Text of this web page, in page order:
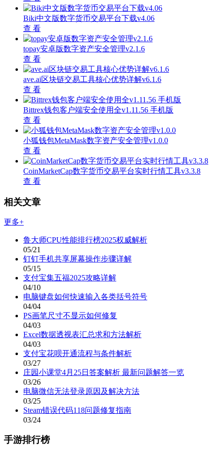
Biki中文版数字货币交易平台下载v4.06
查 看
topay安卓版数字资产安全管理v2.1.6
查 看
ave.ai区块链交易工具核心优势详解v6.1.6
查 看
Bittrex钱包客户端安全使用全v1.11.56 手机版
查 看
小狐钱包MetaMask数字资产安全管理v1.0.0
查 看
CoinMarketCap数字货币交易平台实时行情工具v3.3.8
查 看
相关文章
更多+
鲁大师CPU性能排行榜2025权威解析
05/21
钉钉手机共享屏幕操作步骤详解
05/15
支付宝集五福2025攻略详解
04/10
电脑键盘如何快速输入各类括号符号
04/04
PS画笔尺寸不显示如何修复
04/03
Excel数据透视表汇总求和方法解析
04/03
支付宝花呗开通流程与条件解析
03/27
庄园小课堂4月25日答案解析 最新问题解答一览
03/26
电脑微信无法登录原因及解决方法
03/25
Steam错误代码118问题修复指南
03/24
手游排行榜